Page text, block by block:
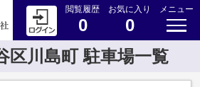
閲覧履歴
0
お気に入り
0
メニュー
区川島町 駐車場一覧